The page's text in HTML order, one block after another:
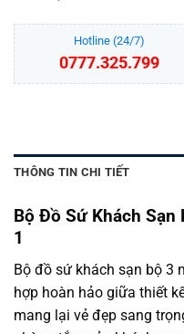
Hotline (24/7)
0777.325.799
THÔNG TIN CHI TIẾT
Bộ Đồ Sứ Khách Sạn
1
Bộ đồ sứ khách sạn bộ 3
hợp hoàn hảo giữa thiết
mang lại vẻ đẹp sang